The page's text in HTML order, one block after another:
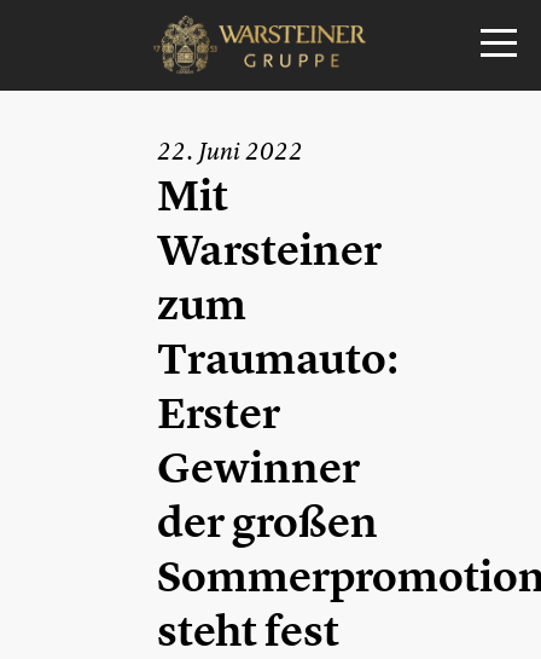
22. Juni 2022
Mit
Warsteiner
zum
Traumauto:
Erster
Gewinner
der großen
steht fest